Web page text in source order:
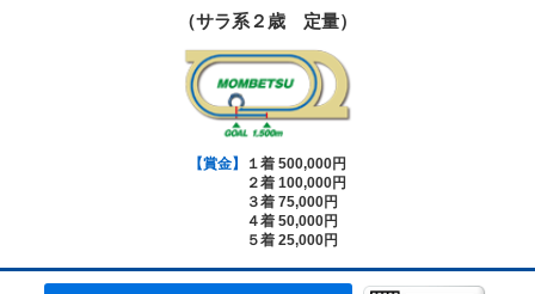
（サラ系２歳 定量）
【賞金】
１着 500,000円
２着 100,000円
３着 75,000円
４着 50,000円
５着 25,000円